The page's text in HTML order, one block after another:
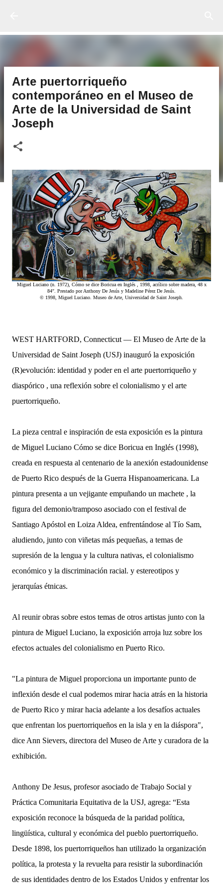
Arte puertorriqueño
contemporáneo en el Museo de
Arte de la Universidad de Saint
Joseph
Miguel Luciano (n. 1972), Cómo se dice Boricua en Inglés , 1998, acrílico sobre madera, 48 x
84″. Prestado por Anthony De Jesús y Madeline Pérez De Jesús.
© 1998, Miguel Luciano. Museo de Arte, Universidad de Saint Joseph.
WEST HARTFORD, Connecticut — El Museo de Arte de la
Universidad de Saint Joseph (USJ) inauguró la exposición
(R)evolución: identidad y poder en el arte puertorriqueño y
diaspórico , una reflexión sobre el colonialismo y el arte
puertorriqueño.
La pieza central e inspiración de esta exposición es la pintura
de Miguel Luciano Cómo se dice Boricua en Inglés (1998),
creada en respuesta al centenario de la anexión estadounidense
de Puerto Rico después de la Guerra Hispanoamericana. La
pintura presenta a un vejigante empuñando un machete , la
figura del demonio/tramposo asociado con el festival de
Santiago Apóstol en Loiza Aldea, enfrentándose al Tío Sam,
aludiendo, junto con viñetas más pequeñas, a temas de
supresión de la lengua y la cultura nativas, el colonialismo
económico y la discriminación racial. y estereotipos y
jerarquías étnicas.
Al reunir obras sobre estos temas de otros artistas junto con la
pintura de Miguel Luciano, la exposición arroja luz sobre los
efectos actuales del colonialismo en Puerto Rico.
"La pintura de Miguel proporciona un importante punto de
inflexión desde el cual podemos mirar hacia atrás en la historia
de Puerto Rico y mirar hacia adelante a los desafíos actuales
que enfrentan los puertorriqueños en la isla y en la diáspora",
dice Ann Sievers, directora del Museo de Arte y curadora de la
exhibición.
Anthony De Jesus, profesor asociado de Trabajo Social y
Práctica Comunitaria Equitativa de la USJ, agrega: “Esta
exposición reconoce la búsqueda de la paridad política,
lingüística, cultural y económica del pueblo puertorriqueño.
Desde 1898, los puertorriqueños han utilizado la organización
política, la protesta y la revuelta para resistir la subordinación
de sus identidades dentro de los Estados Unidos y enfrentar los